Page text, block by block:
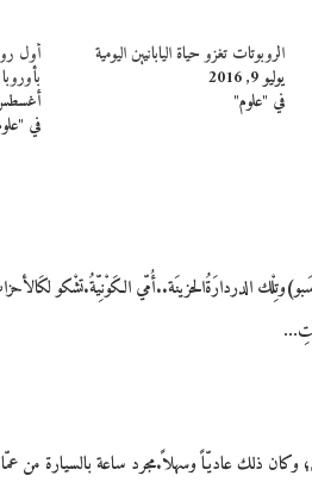
الروبوتات تغزو حياة اليابانيين اليومية
يوليو 9, 2016
في "علوم"
أول
بأوروبا‎
أغسطس 1,
في
الدردارَةُالحزينَة..أُمّي الكَوْنِيّةُ.تشْكو
وكان ذلك عاديّاً وسهلاً.مجرد ساعة بالسيارة